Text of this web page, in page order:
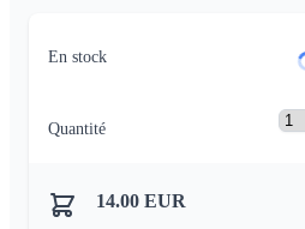
En stock
Quantité
14.00 EUR